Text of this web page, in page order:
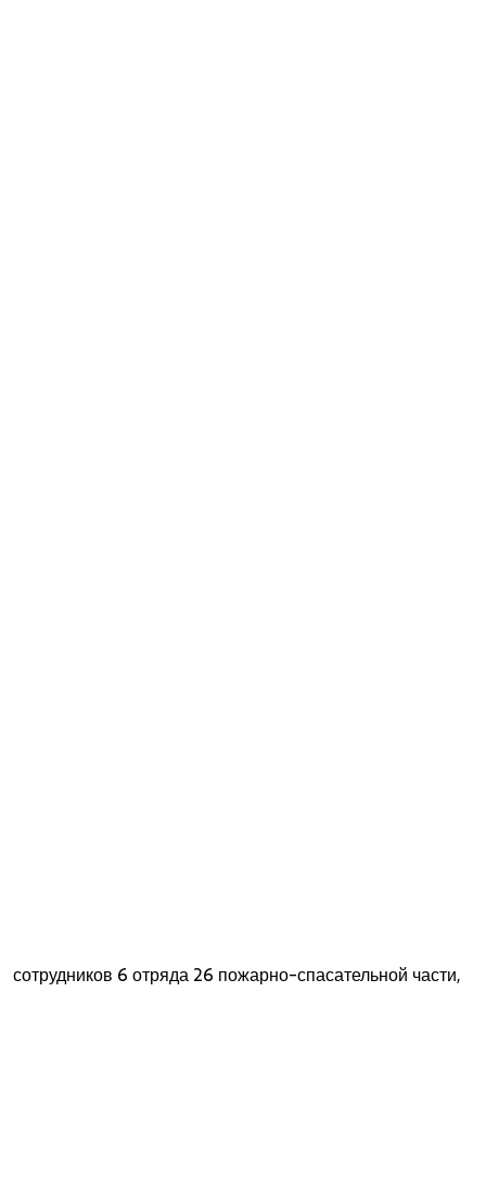
сотрудников 6 отряда 26 пожарно-спасательной части,